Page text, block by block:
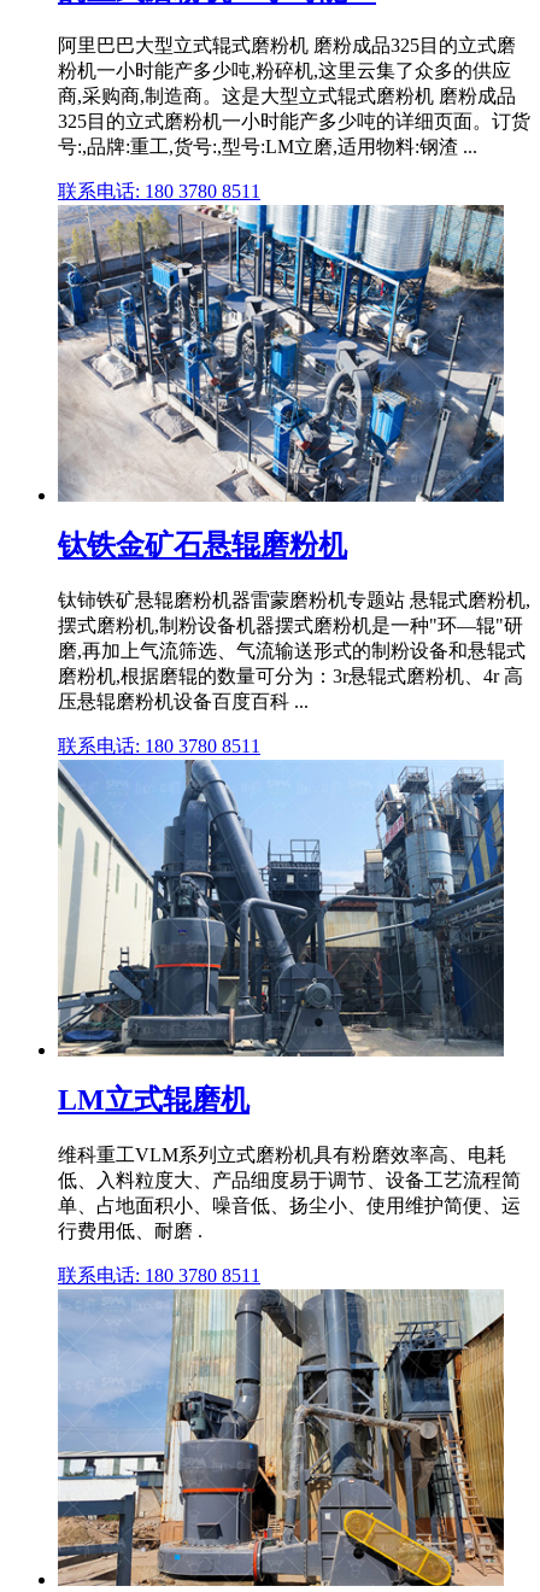
阿里巴巴大型立式辊式磨粉机 磨粉成品325目的立式磨
粉机一小时能产多少吨,粉碎机,这里云集了众多的供应
商,采购商,制造商。这是大型立式辊式磨粉机 磨粉成品
325目的立式磨粉机一小时能产多少吨的详细页面。订货
号:,品牌:重工,货号:,型号:LM立磨,适用物料:钢渣 ...
联系电话: 180 3780 8511
钛铁金矿石悬辊磨粉机
钛铈铁矿悬辊磨粉机器雷蒙磨粉机专题站 悬辊式磨粉机,
摆式磨粉机,制粉设备机器摆式磨粉机是一种"环—辊"研
磨,再加上气流筛选、气流输送形式的制粉设备和悬辊式
磨粉机,根据磨辊的数量可分为：3r悬辊式磨粉机、4r 高
压悬辊磨粉机设备百度百科 ...
联系电话: 180 3780 8511
LM立式辊磨机
维科重工VLM系列立式磨粉机具有粉磨效率高、电耗
低、入料粒度大、产品细度易于调节、设备工艺流程简
单、占地面积小、噪音低、扬尘小、使用维护简便、运
行费用低、耐磨 .
联系电话: 180 3780 8511